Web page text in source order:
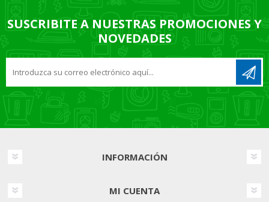
SUSCRIBITE A NUESTRAS PROMOCIONES Y
NOVEDADES
INFORMACIÓN
MI CUENTA